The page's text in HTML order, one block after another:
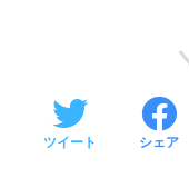
ツイート シェア